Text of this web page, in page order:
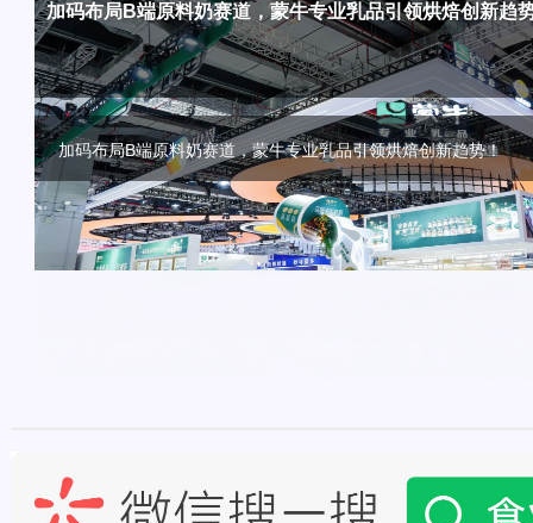
金典蛋白桶锚定运动健身场景，开拓牛奶品类增长新路径
金典蛋白桶锚定运动健身场景，开拓牛奶品类增长新路径！
加码布局B端原料奶赛道，蒙牛专业乳品引领烘焙创新趋
加码布局B端原料奶赛道，蒙牛专业乳品引领烘焙创新趋势！
推动护嗓“养声”日常化，百年品牌龙角散西雅展强势破圈
推动护嗓“养声”日常化，百年品牌龙角散西雅展强势破圈！
破圈传播新范式！燕京啤酒历届510如何用“三贯穿五纵
量
破圈传播新范式！燕京啤酒历届510如何用“三贯穿五纵横六点连
频频打造爆款，畅轻领跑“爆珠酸奶”潜力新赛道！
频频打造爆款，畅轻领跑“爆珠酸奶”潜力新赛道！